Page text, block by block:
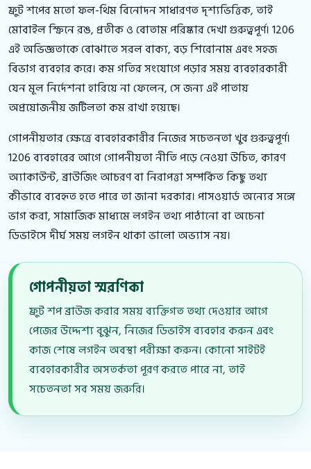
ফ্রুট শপের মতো ফল-থিম বিনোদন সাধারণত দৃশ্যভিত্তিক, তাই
মোবাইল স্ক্রিনে রঙ, প্রতীক ও বোতাম পরিষ্কার দেখা গুরুত্বপূর্ণ। 1206
এই অভিজ্ঞতাকে বোঝাতে সরল বাক্য, বড় শিরোনাম এবং সহজ
বিভাগ ব্যবহার করে। কম গতির সংযোগে পড়ার সময় ব্যবহারকারী
যেন মূল নির্দেশনা হারিয়ে না ফেলেন, সে জন্য এই পাতায়
অপ্রয়োজনীয় জটিলতা কম রাখা হয়েছে।
গোপনীয়তার ক্ষেত্রে ব্যবহারকারীর নিজের সচেতনতা খুব গুরুত্বপূর্ণ।
1206 ব্যবহারের আগে গোপনীয়তা নীতি পড়ে নেওয়া উচিত, কারণ
অ্যাকাউন্ট, ব্রাউজিং আচরণ বা নিরাপত্তা সম্পর্কিত কিছু তথ্য
কীভাবে ব্যবহৃত হতে পারে তা জানা দরকার। পাসওয়ার্ড অন্যের সঙ্গে
ভাগ করা, সামাজিক মাধ্যমে লগইন তথ্য পাঠানো বা অচেনা
ডিভাইসে দীর্ঘ সময় লগইন থাকা ভালো অভ্যাস নয়।
গোপনীয়তা স্মরণিকা
ফ্রুট শপ ব্রাউজ করার সময় ব্যক্তিগত তথ্য দেওয়ার আগে
পেজের উদ্দেশ্য বুঝুন, নিজের ডিভাইস ব্যবহার করুন এবং
কাজ শেষে লগইন অবস্থা পরীক্ষা করুন। কোনো সাইটই
ব্যবহারকারীর অসতর্কতা পূরণ করতে পারে না, তাই
সচেতনতা সব সময় জরুরি।